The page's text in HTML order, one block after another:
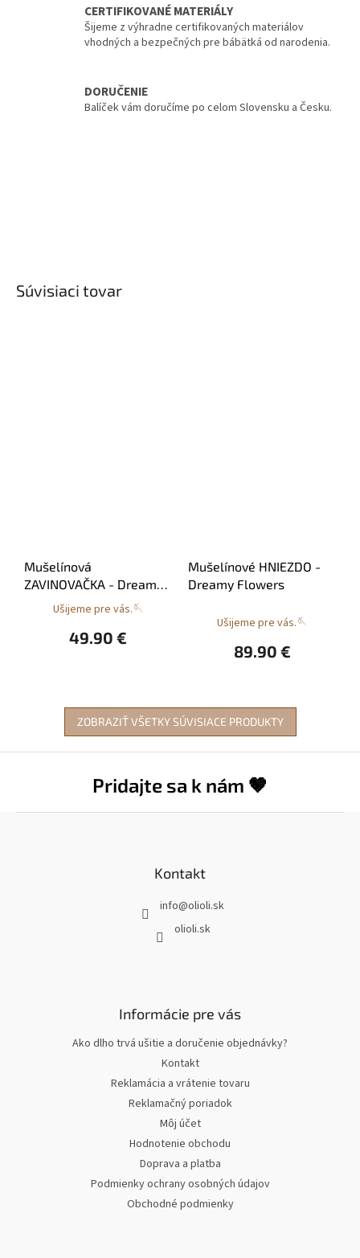
CERTIFIKOVANÉ MATERIÁLY
Šijeme z výhradne certifikovaných materiálov
vhodných a bezpečných pre bábätká od narodenia.
DORUČENIE
Balíček vám doručíme po celom Slovensku a Česku.
Súvisiaci tovar
Mušelínová
ZAVINOVAČKA - Dreamy
Flowers
Priemerné
hviezdičiek.
Ušijeme pre vás.🪡
49.90 €
Mušelínové HNIEZDO -
Dreamy Flowers
Ušijeme pre vás.🪡
89.90 €
ZOBRAZIŤ VŠETKY SÚVISIACE PRODUKTY
Pridajte sa k nám 🤎
Kontakt
info@olioli.sk
olioli.sk
Informácie pre vás
Ako dlho trvá ušitie a doručenie objednávky?
Kontakt
Reklamácia a vrátenie tovaru
Reklamačný poriadok
Môj účet
Hodnotenie obchodu
Doprava a platba
Podmienky ochrany osobných údajov
Obchodné podmienky